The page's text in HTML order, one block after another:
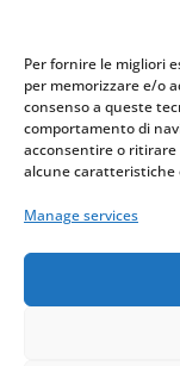
Per fornire le migliori
per memorizzare e/o
consenso a queste
comportamento di
acconsentire o
alcune caratteristiche
Manage services
Centro